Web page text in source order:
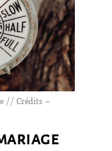
// Crédits –